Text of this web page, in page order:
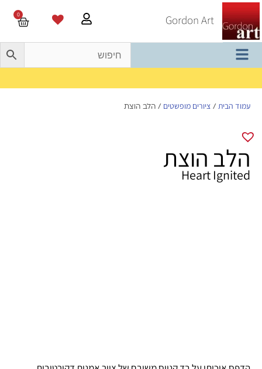
Gordon Art
0
עמוד הבית / ציורים מופשטים / הלב הוצת
הלב הוצת
Heart Ignited